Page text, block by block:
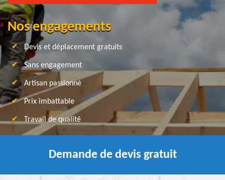
Nos engagements
Devis et déplacement gratuits
Sans engagement
Artisan passionné
Prix imbattable
Travail de qualité
Demande de devis gratuit